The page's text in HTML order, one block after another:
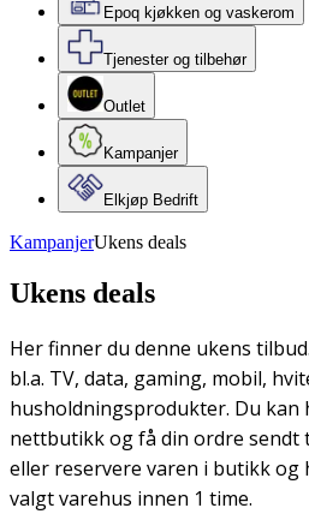
Epoq kjøkken og vaskerom
Tjenester og tilbehør
Outlet
Kampanjer
Elkjøp Bedrift
KampanjerUkens deals
Ukens deals
Her finner du denne ukens
bl.a. TV, data, gaming, mobil,
husholdningsprodukter. Du kan
nettbutikk og få din ordre sendt
eller reservere varen i butikk og
valgt varehus innen 1 time.